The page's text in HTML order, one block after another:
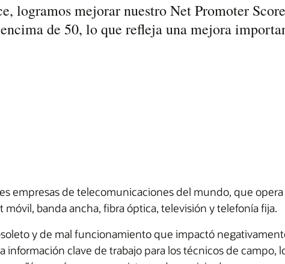
logramos mejorar nuestro Net Promoter
de 50, lo que refleja una mejora
empresas de telecomunicaciones del mundo, que
banda ancha, fibra óptica, televisión y telefonía fija.
y de mal funcionamiento que impactó
información clave de trabajo para los técnicos de campo,